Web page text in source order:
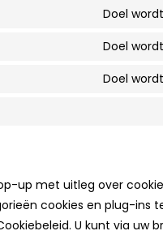
Doel
Doel
Doel
up met uitleg over
cookies en plug-ins
U kunt via uw